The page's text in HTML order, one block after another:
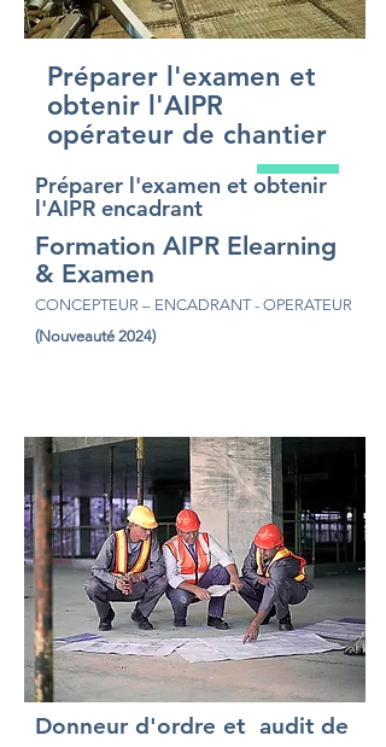
Préparer l'examen et
obtenir l'AIPR
opérateur de chantier
Préparer l'examen et obtenir
l'AIPR encadrant
Formation AIPR Elearning
& Examen
CONCEPTEUR – ENCADRANT - OPERATEUR
(Nouveauté 2024)
Donneur d'ordre et audit de